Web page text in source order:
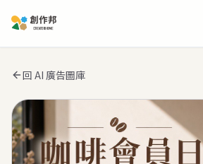
回 AI 廣告圖庫